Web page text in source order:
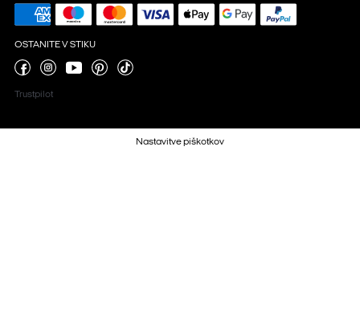
OSTANITE V STIKU
Trustpilot
Nastavitve piškotkov